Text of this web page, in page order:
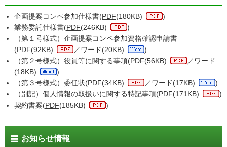
企画提案コンペ参加仕様書(PDF(180KB)
)
業務委託仕様書(PDF(246KB)
)
（第１号様式）企画提案コンペ参加資格確認申請書
(PDF(92KB) ／ ワード(20KB)
)
（第２号様式）役員等に関する事項(PDF(56KB) ／ ワード
(18KB)
)
（第３号様式）委任状(PDF(34KB) ／ ワード(17KB)
)
（別記）個人情報の取扱いに関する特記事項(PDF(171KB)
)
契約書案(PDF(185KB) )
お知らせ情報